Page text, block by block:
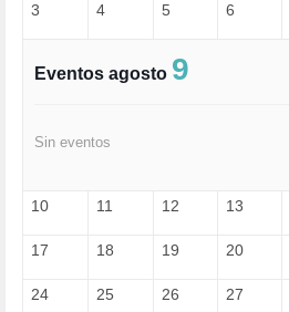
ESPECULACIÓN (2)
FELICIDAD (1)
FRANCISCO (5)
GUERRA (133)
HUMOR (1)
IA (1)
3 4 5 6
Eventos agosto 9
Sin eventos
10 11 12 13
17 18 19 20
24 25 26 27